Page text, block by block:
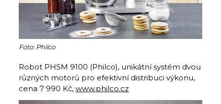
Foto: Philco
Robot PHSM 9100 (Philco), unikátní systém dvou
různých motorů pro efektivní distribuci výkonu,
cena 7 990 Kč, www.philco.cz